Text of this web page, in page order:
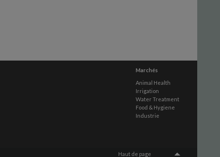
Marchés
Animal Health
Irrigation
Water Treatment
Food & Hygiene
Industrie
Haut de page